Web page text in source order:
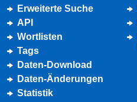
Erweiterte Suche
API
Wortlisten
Tags
Daten-Download
Daten-Änderungen
Statistik